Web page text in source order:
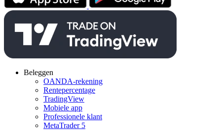
Beleggen
OANDA-rekening
Rentepercentage
TradingView
Mobiele app
Professionele klant
MetaTrader 5